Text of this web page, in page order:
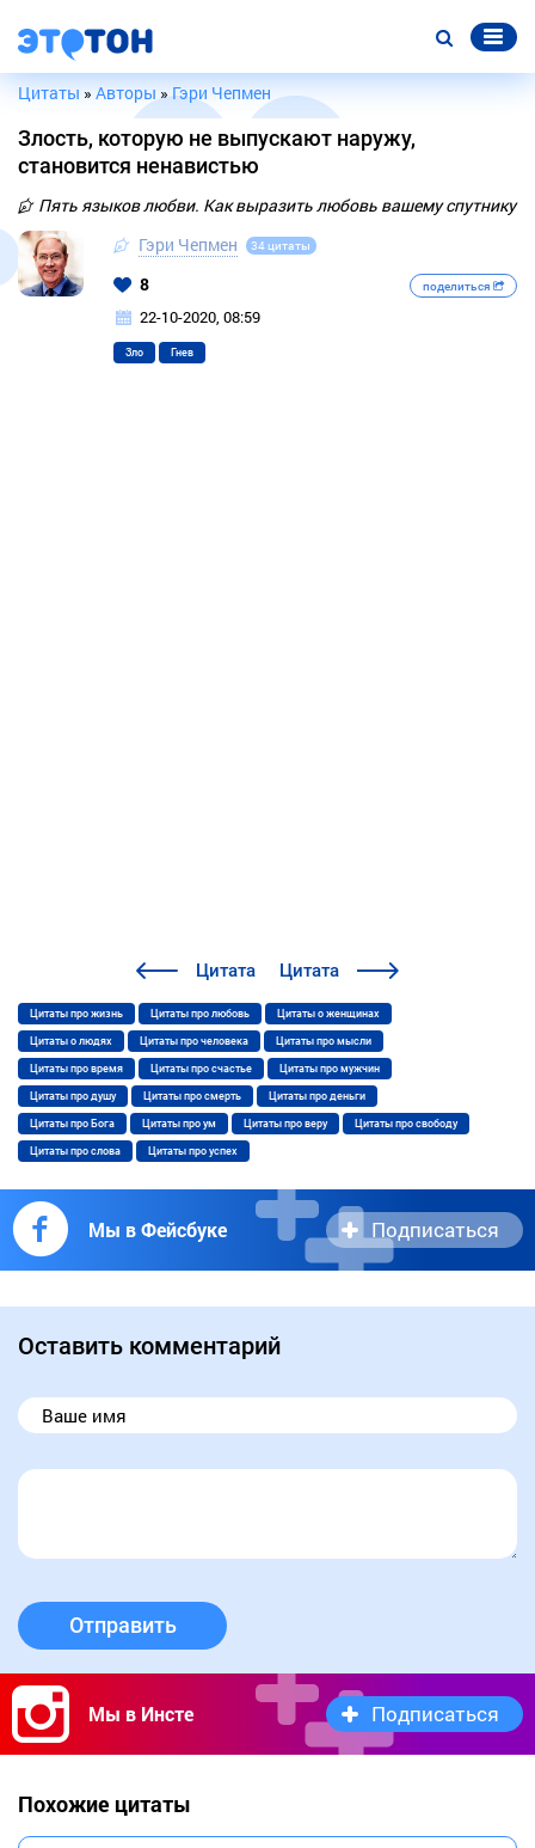
Цитаты » Авторы »Гэри Чепмен
Злость, которую не выпускают наружу,
становится ненавистью
Пять языков любви. Как выразить любовь вашему спутнику
Гэри Чепмен
34 цитаты
8 поделиться
22-10-2020, 08:59
Зло Гнев
Цитата Цитата
Цитаты про жизнь Цитаты про любовь Цитаты о женщинах
Цитаты о людях Цитаты про человека Цитаты про мысли
Цитаты про время Цитаты про счастье Цитаты про мужчин
Цитаты про душу Цитаты про смерть Цитаты про деньги
Цитаты про Бога Цитаты про ум Цитаты про веру Цитаты про свободу
Цитаты про слова Цитаты про успех
Мы в Фейсбуке Подписаться
Оставить комментарий
Отправить
Мы в Инсте Подписаться
Похожие цитаты